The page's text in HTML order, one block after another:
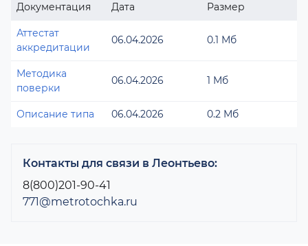
Документация Дата Размер
Аттестат
аккредитации
06.04.2026 0.1 Мб
Методика
поверки
06.04.2026 1 Мб
Описание типа 06.04.2026 0.2 Мб
Контакты для связи в Леонтьево:
8(800)201-90-41
771@metrotochka.ru